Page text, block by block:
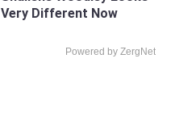
Very Different Now
Powered by ZergNet